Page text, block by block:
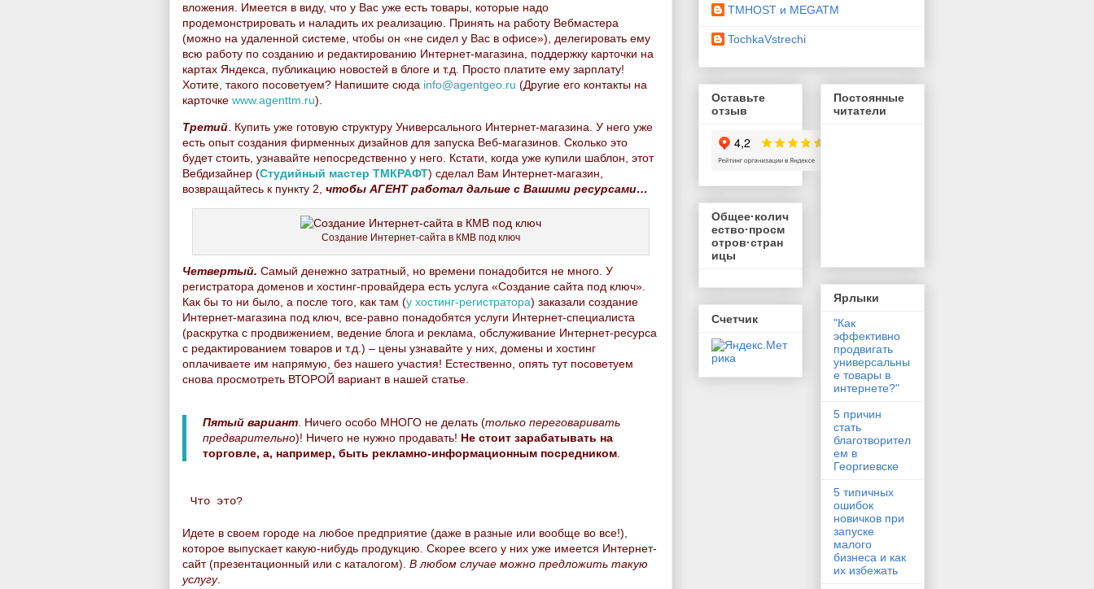
вложения. Имеется в виду, что у Вас уже есть товары, которые надо
продемонстрировать и наладить их реализацию. Принять на работу Вебмастера
(можно на удаленной системе, чтобы он «не сидел у Вас в офисе»), делегировать ему
всю работу по созданию и редактированию Интернет-магазина, поддержку карточки на
картах Яндекса, публикацию новостей в блоге и т.д. Просто платите ему зарплату!
Хотите, такого посоветуем? Напишите сюда info@agentgeo.ru (Другие его контакты на
карточке www.agenttm.ru).
Третий. Купить уже готовую структуру Универсального Интернет-магазина. У него уже
есть опыт создания фирменных дизайнов для запуска Веб-магазинов. Сколько это
будет стоить, узнавайте непосредственно у него. Кстати, когда уже купили шаблон, этот
Вебдизайнер (Студийный мастер ТМКРАФТ) сделал Вам Интернет-магазин,
возвращайтесь к пункту 2, чтобы АГЕНТ работал дальше с Вашими ресурсами…
Создание Интернет-сайта в КМВ под ключ
Четвертый. Самый денежно затратный, но времени понадобится не много. У
регистратора доменов и хостинг-провайдера есть услуга «Создание сайта под ключ».
Как бы то ни было, а после того, как там (у хостинг-регистратора) заказали создание
Интернет-магазина под ключ, все-равно понадобятся услуги Интернет-специалиста
(раскрутка с продвижением, ведение блога и реклама, обслуживание Интернет-ресурса
с редактированием товаров и т.д.) – цены узнавайте у них, домены и хостинг
оплачиваете им напрямую, без нашего участия! Естественно, опять тут посоветуем
снова просмотреть ВТОРОЙ вариант в нашей статье.
Пятый вариант. Ничего особо МНОГО не делать (только переговаривать
предварительно)! Ничего не нужно продавать! Не стоит зарабатывать на
торговле, а, например, быть рекламно-информационным посредником.
Что это?
Идете в своем городе на любое предприятие (даже в разные или вообще во все!),
которое выпускает какую-нибудь продукцию. Скорее всего у них уже имеется Интернет-
сайт (презентационный или с каталогом). В любом случае можно предложить такую
услугу.
TMHOST и MEGATM
TochkaVstrechi
Оставьте
отзыв
Общее·колич
ество·просм
отров·стран
ицы
Счетчик
Постоянные
читатели
Ярлыки
"Как
эффективно
продвигать
универсальны
е товары в
интернете?"
5 причин
стать
благотворител
ем в
Георгиевске
5 типичных
ошибок
новичков при
запуске
малого
бизнеса и как
их избежать